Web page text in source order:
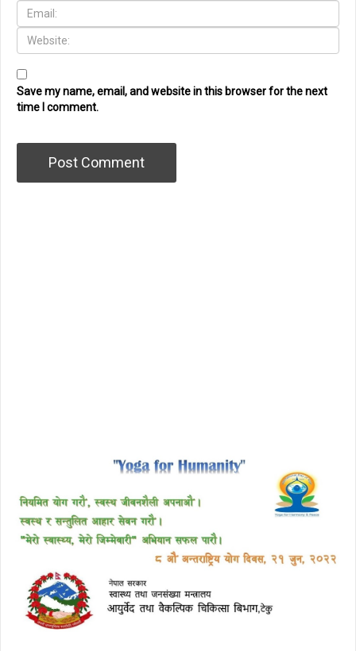
Save my name, email, and website in this browser for the next
time I comment.